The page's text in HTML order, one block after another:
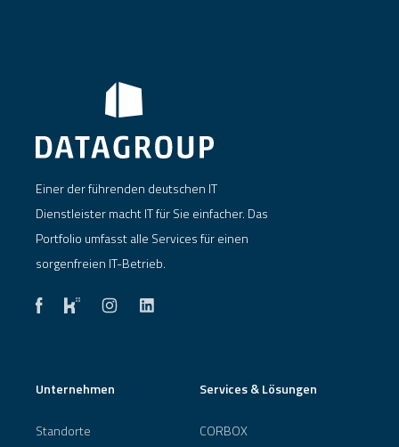
Einer der führenden deutschen IT
Dienstleister macht IT für Sie einfacher. Das
Portfolio umfasst alle Services für einen
sorgenfreien IT-Betrieb.
Unternehmen
Standorte
Services & Lösungen
CORBOX